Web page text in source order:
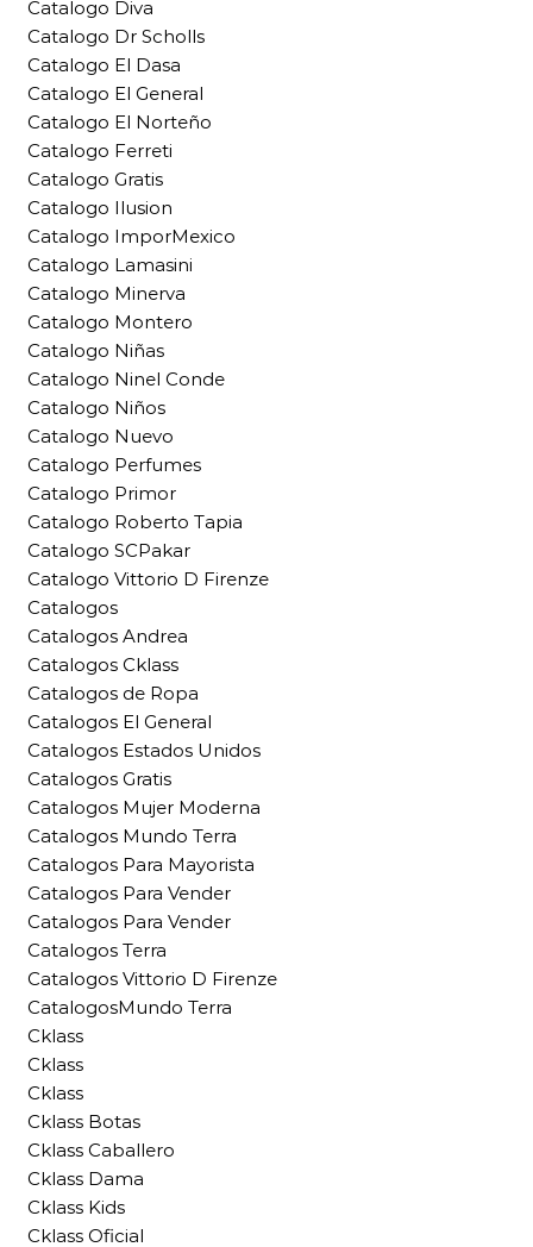
Catalogo Diva
Catalogo Dr Scholls
Catalogo El Dasa
Catalogo El General
Catalogo El Norteño
Catalogo Ferreti
Catalogo Gratis
Catalogo Ilusion
Catalogo ImporMexico
Catalogo Lamasini
Catalogo Minerva
Catalogo Montero
Catalogo Niñas
Catalogo Ninel Conde
Catalogo Niños
Catalogo Nuevo
Catalogo Perfumes
Catalogo Primor
Catalogo Roberto Tapia
Catalogo SCPakar
Catalogo Vittorio D Firenze
Catalogos
Catalogos Andrea
Catalogos Cklass
Catalogos de Ropa
Catalogos El General
Catalogos Estados Unidos
Catalogos Gratis
Catalogos Mujer Moderna
Catalogos Mundo Terra
Catalogos Para Mayorista
Catalogos Para Vender
Catalogos Para Vender
Catalogos Terra
Catalogos Vittorio D Firenze
CatalogosMundo Terra
Cklass
Cklass
Cklass
Cklass Botas
Cklass Caballero
Cklass Dama
Cklass Kids
Cklass Oficial